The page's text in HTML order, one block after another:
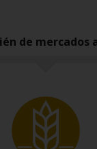
de mercados